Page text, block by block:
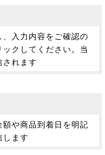
入力内容をご確認の
クしてください。当
れます
や商品到着日を明記
ます